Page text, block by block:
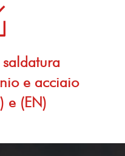
e acciaio
e (EN)